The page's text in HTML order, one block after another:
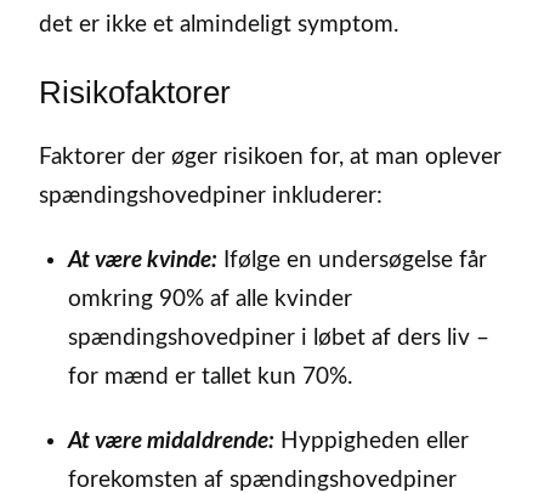
det er ikke et almindeligt symptom.
Risikofaktorer
Faktorer der øger risikoen for, at man oplever
spændingshovedpiner inkluderer:
At være kvinde: Ifølge en undersøgelse får
omkring 90% af alle kvinder
spændingshovedpiner i løbet af ders liv –
for mænd er tallet kun 70%.
At være midaldrende: Hyppigheden eller
forekomsten af spændingshovedpiner